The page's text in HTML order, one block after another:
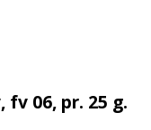
fv 06, pr. 25 g.